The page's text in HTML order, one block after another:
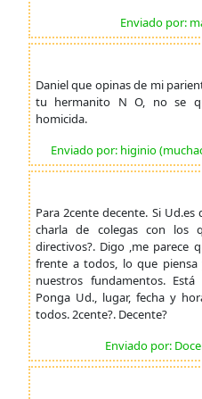
Enviado por:
Daniel que opinas de mi
tu hermanito N O, no se
homicida.
Enviado por: higinio
Para 2cente decente. Si
charla de colegas con los
directivos?. Digo ,me parece
frente a todos, lo que
nuestros fundamentos.
Ponga Ud., lugar, fecha y
todos. 2cente?. Decente?
Enviado por: